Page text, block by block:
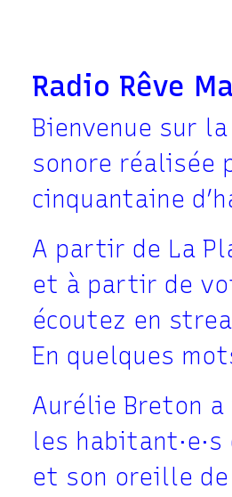
Radio Rêve
Bienvenue sur
sonore réalisée
cinquantaine
A partir de La
et à partir de
écoutez en
En quelques
Aurélie Breton
les
et son oreille